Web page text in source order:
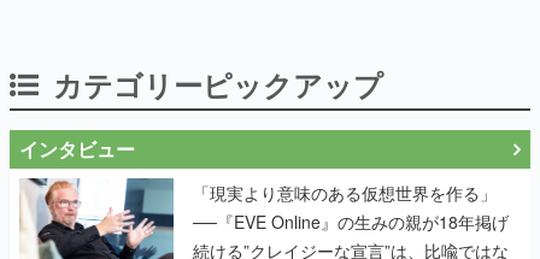
カテゴリーピックアップ
インタビュー
「現実より意味のある仮想世界を作る」
──『EVE Online』の生みの親が18年掲げ
続ける”クレイジーな宣言”は、比喩ではな